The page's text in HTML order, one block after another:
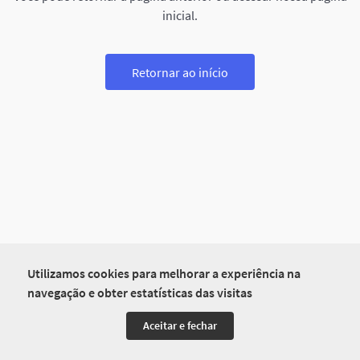
Utilizamos cookies para melhorar a experiência na
navegação e obter estatísticas das visitas
Aceitar e fechar
inicial.
Retornar ao início